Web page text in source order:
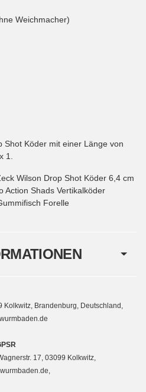
Weichmacher)
Shot Köder mit einer Länge von
1.
Wilson Drop Shot Köder 6,4 cm
Action Shads Vertikalköder
Forelle
Brandenburg, Deutschland,
17, 03099 Kolkwitz,